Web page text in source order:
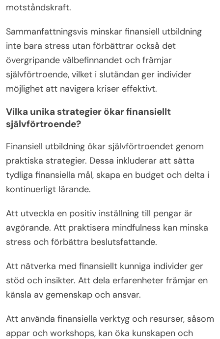
motståndskraft.
Sammanfattningsvis minskar finansiell utbildning
inte bara stress utan förbättrar också det
övergripande välbefinnandet och främjar
självförtroende, vilket i slutändan ger individer
möjlighet att navigera kriser effektivt.
Vilka unika strategier ökar finansiellt
självförtroende?
Finansiell utbildning ökar självförtroendet genom
praktiska strategier. Dessa inkluderar att sätta
tydliga finansiella mål, skapa en budget och delta i
kontinuerligt lärande.
Att utveckla en positiv inställning till pengar är
avgörande. Att praktisera mindfulness kan minska
stress och förbättra beslutsfattande.
Att nätverka med finansiellt kunniga individer ger
stöd och insikter. Att dela erfarenheter främjar en
känsla av gemenskap och ansvar.
Att använda finansiella verktyg och resurser, såsom
appar och workshops, kan öka kunskapen och